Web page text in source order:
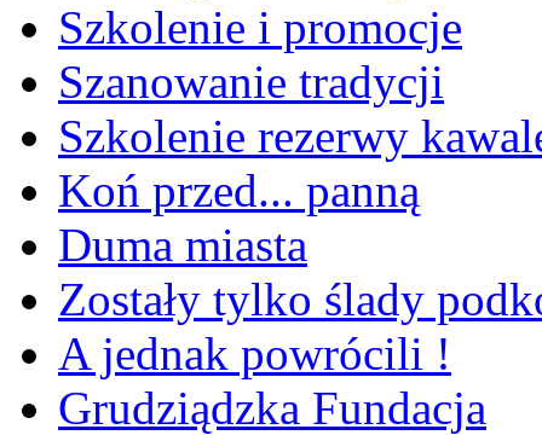
Szkolenie i promocje
Szanowanie tradycji
Szkolenie rezerwy
Koń przed... panną
Duma miasta
Zostały tylko ślady
A jednak powrócili !
Grudziądzka Fundacja